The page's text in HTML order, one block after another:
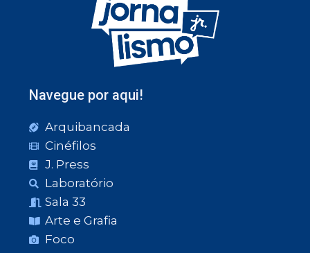
Navegue por aqui!
Arquibancada
Cinéfilos
J. Press
Laboratório
Sala 33
Arte e Grafia
Foco